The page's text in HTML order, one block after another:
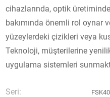
cihazlarında, optik
bakımında önemli rol oynar
yüzeylerdeki çizikleri veya
Teknoloji, müşterilerine
uygulama sistemleri
Seri: